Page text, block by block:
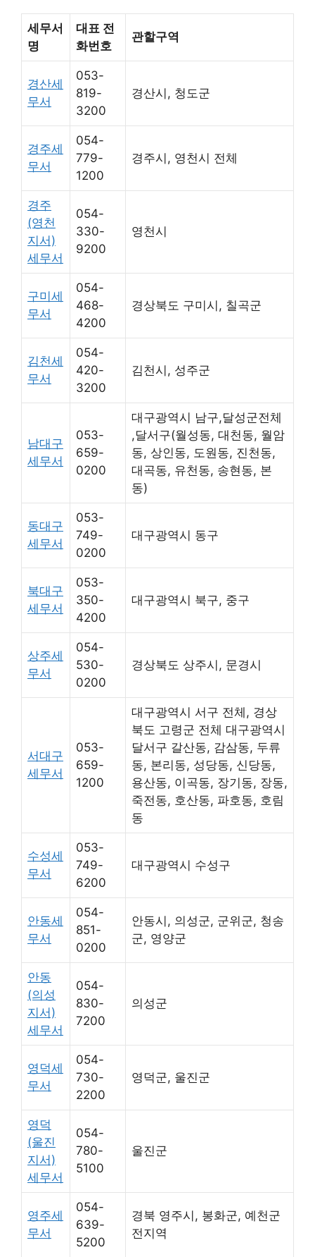
세무서
명
대표 전
화번호
관할구역
경산세
무서
053-
819-
3200
경산시, 청도군
경주세
무서
054-
779-
1200
경주시, 영천시 전체
경주
(영천
지서)
세무서
054-
330-
9200
영천시
구미세
무서
054-
468-
4200
경상북도 구미시, 칠곡군
김천세
무서
054-
420-
3200
김천시, 성주군
남대구
세무서
053-
659-
0200
대구광역시 남구,달성군전체
,달서구(월성동, 대천동, 월암
동, 상인동, 도원동, 진천동,
대곡동, 유천동, 송현동, 본
동)
동대구
세무서
053-
749-
0200
대구광역시 동구
북대구
세무서
053-
350-
4200
대구광역시 북구, 중구
상주세
무서
054-
530-
0200
경상북도 상주시, 문경시
서대구
세무서
053-
659-
1200
대구광역시 서구 전체, 경상
북도 고령군 전체 대구광역시
달서구 갈산동, 감삼동, 두류
동, 본리동, 성당동, 신당동,
용산동, 이곡동, 장기동, 장동,
죽전동, 호산동, 파호동, 호림
동
수성세
무서
053-
749-
6200
대구광역시 수성구
안동세
무서
054-
851-
0200
안동시, 의성군, 군위군, 청송
군, 영양군
안동
(의성
지서)
세무서
054-
830-
7200
의성군
영덕세
무서
054-
730-
2200
영덕군, 울진군
영덕
(울진
지서)
세무서
054-
780-
5100
울진군
영주세
무서
054-
639-
5200
경북 영주시, 봉화군, 예천군
전지역